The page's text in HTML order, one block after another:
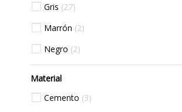
Gris 27
Marrón 2
Negro 2
Material
Cemento 3